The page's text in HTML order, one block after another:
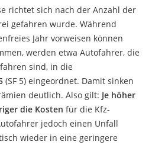
richtet sich nach der Anzahl der
gefahren wurde. Während
Jahr vorweisen können
werden etwa Autofahrer, die
sind, in die
(SF 5) eingeordnet. Damit sinken
deutlich. Also gilt: Je höher
die Kosten für die Kfz-
jedoch einen Unfall
wieder in eine geringere